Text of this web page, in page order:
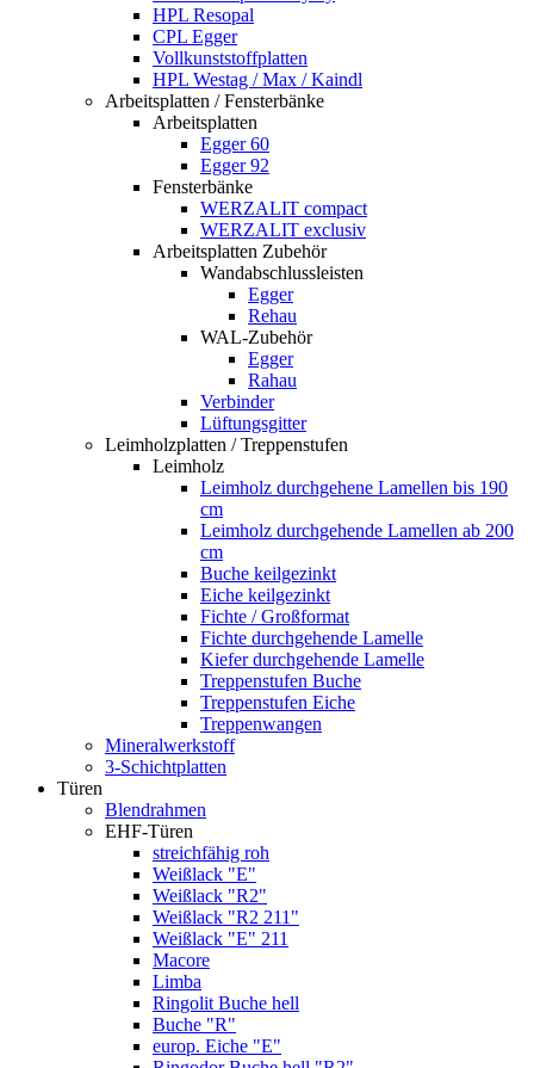
HPL Resopal
CPL Egger
Vollkunststoffplatten
HPL Westag / Max / Kaindl
Arbeitsplatten / Fensterbänke
Arbeitsplatten
Egger 60
Egger 92
Fensterbänke
WERZALIT compact
WERZALIT exclusiv
Arbeitsplatten Zubehör
Wandabschlussleisten
Egger
Rehau
WAL-Zubehör
Egger
Rahau
Verbinder
Lüftungsgitter
Leimholzplatten / Treppenstufen
Leimholz
Leimholz durchgehene Lamellen bis 190
cm
Leimholz durchgehende Lamellen ab 200
cm
Buche keilgezinkt
Eiche keilgezinkt
Fichte / Großformat
Fichte durchgehende Lamelle
Kiefer durchgehende Lamelle
Treppenstufen Buche
Treppenstufen Eiche
Treppenwangen
Mineralwerkstoff
3-Schichtplatten
Türen
Blendrahmen
EHF-Türen
streichfähig roh
Weißlack "E"
Weißlack "R2"
Weißlack "R2 211"
Weißlack "E" 211
Macore
Limba
Ringolit Buche hell
Buche "R"
europ. Eiche "E"